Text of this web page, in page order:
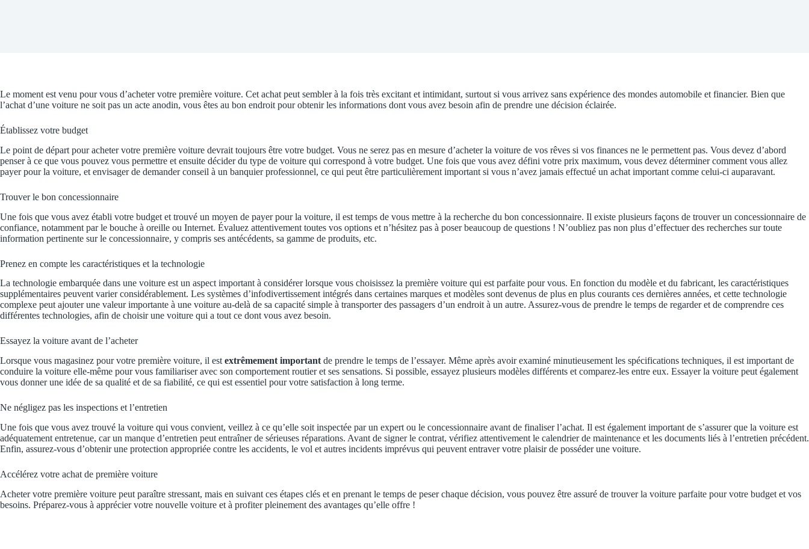
Le moment est venu pour vous d’acheter votre première voiture. Cet achat peut sembler à la fois très excitant et intimidant, surtout si vous arrivez sans expérience des mondes automobile et financier. Bien que
l’achat d’une voiture ne soit pas un acte anodin, vous êtes au bon endroit pour obtenir les informations dont vous avez besoin afin de prendre une décision éclairée.
Établissez votre budget
Le point de départ pour acheter votre première voiture devrait toujours être votre budget. Vous ne serez pas en mesure d’acheter la voiture de vos rêves si vos finances ne le permettent pas. Vous devez d’abord
penser à ce que vous pouvez vous permettre et ensuite décider du type de voiture qui correspond à votre budget. Une fois que vous avez défini votre prix maximum, vous devez déterminer comment vous allez
payer pour la voiture, et envisager de demander conseil à un banquier professionnel, ce qui peut être particulièrement important si vous n’avez jamais effectué un achat important comme celui-ci auparavant.
Trouver le bon concessionnaire
Une fois que vous avez établi votre budget et trouvé un moyen de payer pour la voiture, il est temps de vous mettre à la recherche du bon concessionnaire. Il existe plusieurs façons de trouver un concessionnaire de
confiance, notamment par le bouche à oreille ou Internet. Évaluez attentivement toutes vos options et n’hésitez pas à poser beaucoup de questions ! N’oubliez pas non plus d’effectuer des recherches sur toute
information pertinente sur le concessionnaire, y compris ses antécédents, sa gamme de produits, etc.
Prenez en compte les caractéristiques et la technologie
La technologie embarquée dans une voiture est un aspect important à considérer lorsque vous choisissez la première voiture qui est parfaite pour vous. En fonction du modèle et du fabricant, les caractéristiques
supplémentaires peuvent varier considérablement. Les systèmes d’infodivertissement intégrés dans certaines marques et modèles sont devenus de plus en plus courants ces dernières années, et cette technologie
complexe peut ajouter une valeur importante à une voiture au-delà de sa capacité simple à transporter des passagers d’un endroit à un autre. Assurez-vous de prendre le temps de regarder et de comprendre ces
différentes technologies, afin de choisir une voiture qui a tout ce dont vous avez besoin.
Essayez la voiture avant de l’acheter
Lorsque vous magasinez pour votre première voiture, il est extrêmement important de prendre le temps de l’essayer. Même après avoir examiné minutieusement les spécifications techniques, il est important de
conduire la voiture elle-même pour vous familiariser avec son comportement routier et ses sensations. Si possible, essayez plusieurs modèles différents et comparez-les entre eux. Essayer la voiture peut également
vous donner une idée de sa qualité et de sa fiabilité, ce qui est essentiel pour votre satisfaction à long terme.
Ne négligez pas les inspections et l’entretien
Une fois que vous avez trouvé la voiture qui vous convient, veillez à ce qu’elle soit inspectée par un expert ou le concessionnaire avant de finaliser l’achat. Il est également important de s’assurer que la voiture est
adéquatement entretenue, car un manque d’entretien peut entraîner de sérieuses réparations. Avant de signer le contrat, vérifiez attentivement le calendrier de maintenance et les documents liés à l’entretien précédent.
Enfin, assurez-vous d’obtenir une protection appropriée contre les accidents, le vol et autres incidents imprévus qui peuvent entraver votre plaisir de posséder une voiture.
Accélérez votre achat de première voiture
Acheter votre première voiture peut paraître stressant, mais en suivant ces étapes clés et en prenant le temps de peser chaque décision, vous pouvez être assuré de trouver la voiture parfaite pour votre budget et vos
besoins. Préparez-vous à apprécier votre nouvelle voiture et à profiter pleinement des avantages qu’elle offre !